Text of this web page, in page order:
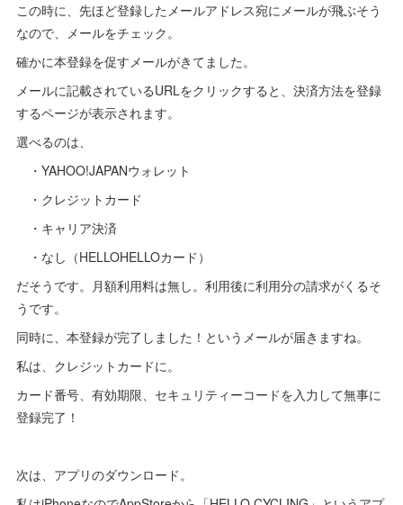
この時に、先ほど登録したメールアドレス宛にメールが飛ぶそう
なので、メールをチェック。
確かに本登録を促すメールがきてました。
メールに記載されているURLをクリックすると、決済方法を登録
するページが表示されます。
選べるのは、
・YAHOO!JAPANウォレット
・クレジットカード
・キャリア決済
・なし（HELLOHELLOカード）
だそうです。月額利用料は無し。利用後に利用分の請求がくるそ
うです。
同時に、本登録が完了しました！というメールが届きますね。
私は、クレジットカードに。
カード番号、有効期限、セキュリティーコードを入力して無事に
登録完了！
次は、アプリのダウンロード。